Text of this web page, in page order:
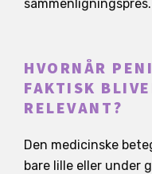
sammenligningspres.
HVORNÅR
FAKTISK
RELEVANT?
Den medicinske
bare lille eller under